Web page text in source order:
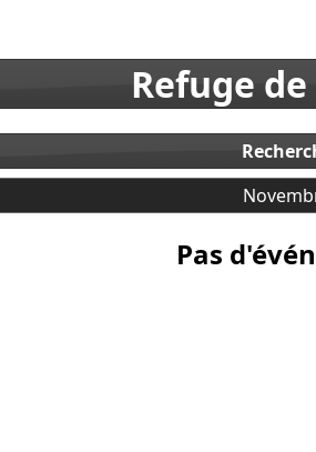
Refuge
Pas